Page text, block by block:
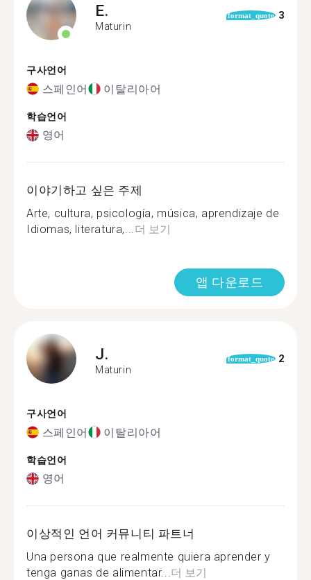
E.
Maturin
format_quote 3
구사언어
스페인어 이탈리아어
학습언어
영어
이야기하고 싶은 주제
Arte, cultura, psicología, música, aprendizaje de
Idiomas, literatura,...더 보기
앱 다운로드
J.
Maturin
format_quote 2
구사언어
스페인어 이탈리아어
학습언어
영어
이상적인 언어 커뮤니티 파트너
Una persona que realmente quiera aprender y
tenga ganas de alimentar...더 보기